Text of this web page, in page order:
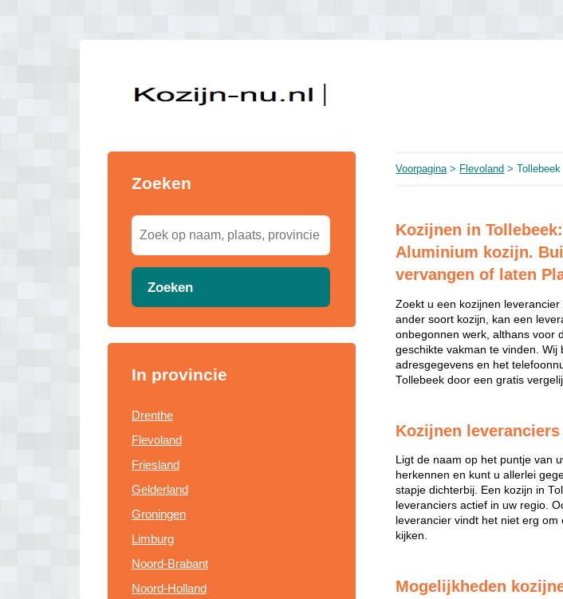
Zoeken
Zoeken
In provincie
Drenthe
Flevoland
Friesland
Gelderland
Groningen
Limburg
Noord-Brabant
Noord-Holland
Voorpagina> Flevoland > Tollebeek
Kozijnen in
Aluminium kozijn.
vervangen of laten
Zoekt u een kozijnen
ander soort kozijn, kan een
onbegonnen werk, althans voor
geschikte vakman te vinden.
adresgegevens en het
Tollebeek door een gratis
Kozijnen
Ligt de naam op het puntje van
herkennen en kunt u allerlei
stapje dichterbij. Een kozijn in
leveranciers actief in uw regio.
leverancier vindt het niet erg
kijken.
Mogelijkheden